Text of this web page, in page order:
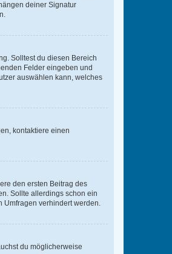
deiner Signatur
Solltest du diesen Bereich
Felder eingeben und
auswählen kann, welches
kontaktiere einen
den ersten Beitrag des
Sollte allerdings schon ein
Umfragen verhindert werden.
du möglicherweise